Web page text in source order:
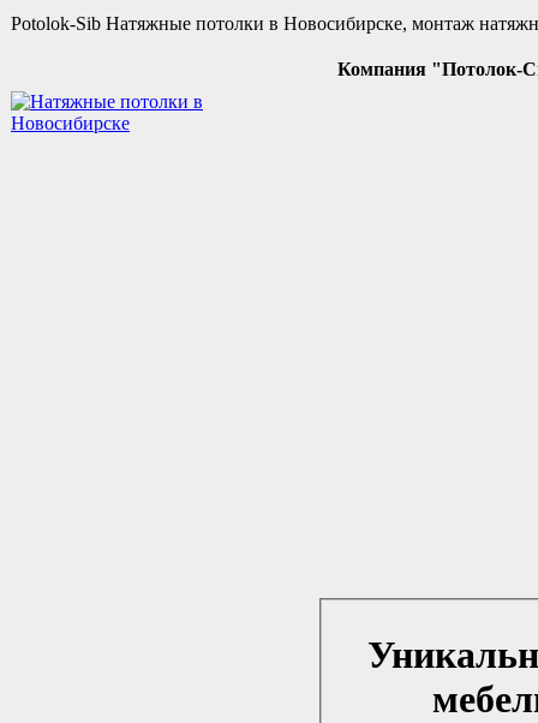
Potolok-Sib Натяжные потолки в Новосибирске, монтаж
Компания "Потолок-